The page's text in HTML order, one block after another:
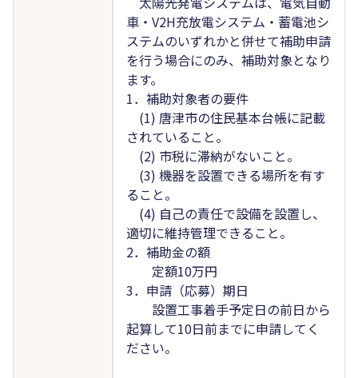
車・V2H充放電システム・蓄電池シ
ステムのいずれかと併せて補助申請
を行う場合にのみ、補助対象となり
ます。
1．補助対象者の要件
(1) 唐津市の住民基本台帳に記載
されていること。
(2) 市税に滞納がないこと。
(3) 機器を設置できる場所を有す
ること。
(4) 自己の責任で設備を設置し、
適切に維持管理できること。
2．補助金の額
定額10万円
3．申請（応募）期日
設置工事着手予定日の前日から
起算して10日前までに申請してく
ださい。